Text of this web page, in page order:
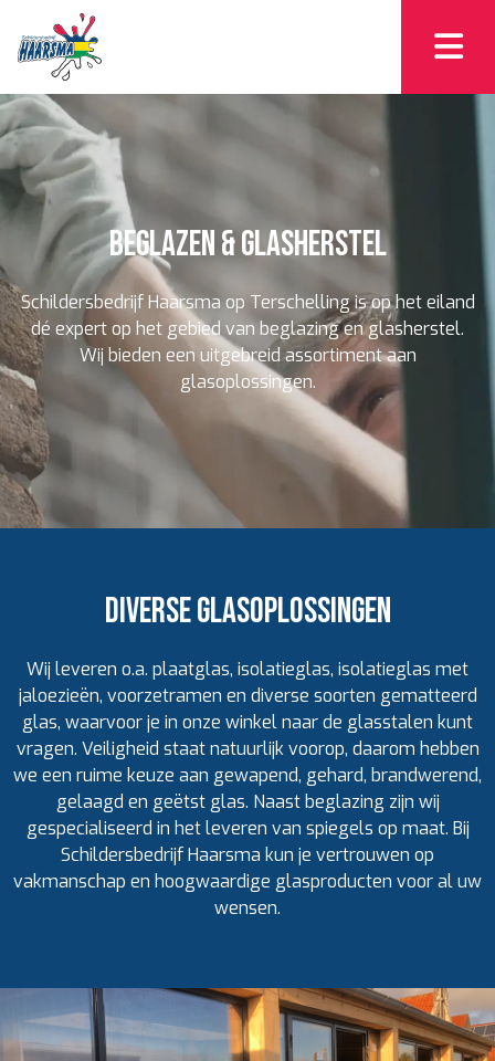
Beglazen & glasherstel
Schildersbedrijf Haarsma op Terschelling is op het eiland
dé expert op het gebied van beglazing en glasherstel.
Wij bieden een uitgebreid assortiment aan
glasoplossingen.
Diverse glasoplossingen
Wij leveren o.a. plaatglas, isolatieglas, isolatieglas met
jaloezieën, voorzetramen en diverse soorten gematteerd
glas, waarvoor je in onze winkel naar de glasstalen kunt
vragen. Veiligheid staat natuurlijk voorop, daarom hebben
we een ruime keuze aan gewapend, gehard, brandwerend,
gelaagd en geëtst glas. Naast beglazing zijn wij
gespecialiseerd in het leveren van spiegels op maat. Bij
Schildersbedrijf Haarsma kun je vertrouwen op
vakmanschap en hoogwaardige glasproducten voor al uw
wensen.